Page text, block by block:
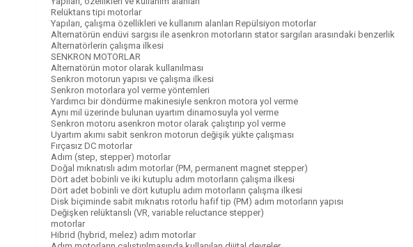
Relüktans tipi motorlar
Yapıları, çalışma özellikleri ve kullanım alanları Repülsiyon motorlar
Alternatörün endüvi sargısı ile asenkron motorların stator sargıları arasındaki benzerlik
Alternatörlerin çalışma ilkesi
SENKRON MOTORLAR
Alternatörün motor olarak kullanılması
Senkron motorun yapısı ve çalışma ilkesi
Senkron motorlara yol verme yöntemleri
Yardımcı bir döndürme makinesiyle senkron motora yol verme
Aynı mil üzerinde bulunan uyartım dinamosuyla yol verme
Senkron motoru asenkron motor olarak çalıştırıp yol verme
Uyartım akımı sabit senkron motorun değişik yükte çalışması
Fırçasız DC motorlar
Adım (step, stepper) motorlar
Doğal mıknatıslı adım motorlar (PM, permanent magnet stepper)
Dört adet bobinli ve iki kutuplu adım motorların çalışma ilkesi
Dört adet bobinli ve dört kutuplu adım motorların çalışma ilkesi
Disk biçiminde sabit mıknatıs rotorlu hafif tip (PM) adım motorların yapısı
Değişken relüktanslı (VR, variable reluctance stepper)
motorlar
Hibrid (hybrid, melez) adım motorlar